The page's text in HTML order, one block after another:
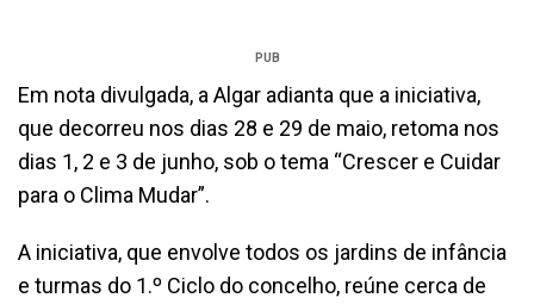
PUB
Em nota divulgada, a Algar adianta que a iniciativa,
que decorreu nos dias 28 e 29 de maio, retoma nos
dias 1, 2 e 3 de junho, sob o tema “Crescer e Cuidar
para o Clima Mudar”.
A iniciativa, que envolve todos os jardins de infância
e turmas do 1.º Ciclo do concelho, reúne cerca de